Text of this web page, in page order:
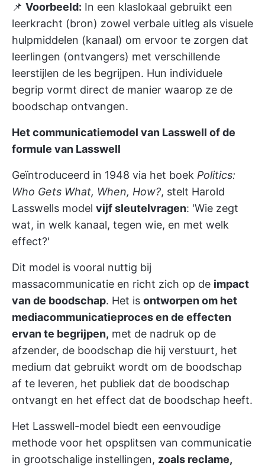
📌 Voorbeeld: In een klaslokaal gebruikt een
leerkracht (bron) zowel verbale uitleg als visuele
hulpmiddelen (kanaal) om ervoor te zorgen dat
leerlingen (ontvangers) met verschillende
leerstijlen de les begrijpen. Hun individuele
begrip vormt direct de manier waarop ze de
boodschap ontvangen.
Het communicatiemodel van Lasswell of de
formule van Lasswell
Geïntroduceerd in 1948 via het boek Politics:
Who Gets What, When, How?, stelt Harold
Lasswells model vijf sleutelvragen: 'Wie zegt
wat, in welk kanaal, tegen wie, en met welk
effect?'
Dit model is vooral nuttig bij
massacommunicatie en richt zich op de impact
van de boodschap. Het is ontworpen om het
mediacommunicatieproces en de effecten
ervan te begrijpen, met de nadruk op de
afzender, de boodschap die hij verstuurt, het
medium dat gebruikt wordt om de boodschap
af te leveren, het publiek dat de boodschap
ontvangt en het effect dat de boodschap heeft.
Het Lasswell-model biedt een eenvoudige
methode voor het opsplitsen van communicatie
in grootschalige instellingen, zoals reclame,